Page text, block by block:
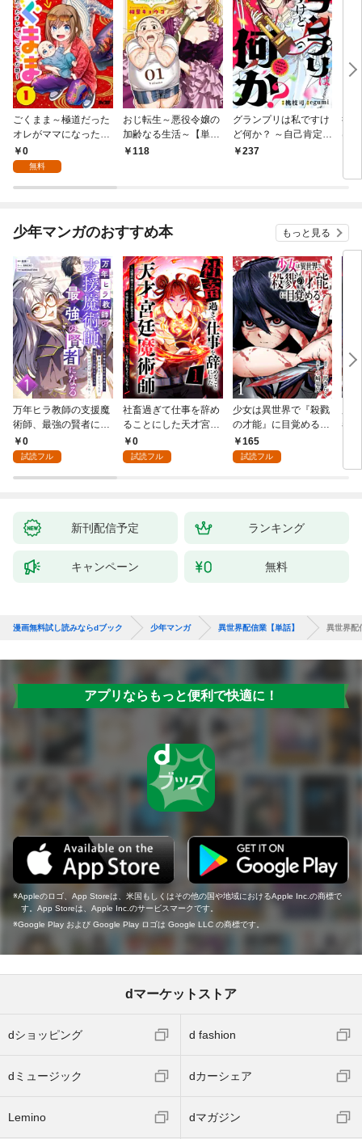
ごくまま～極道だった
オレがママになった話
～【単話】（１）
0
無料
おじ転生～悪役令嬢の
加齢なる生活～【単
話】（１）
118
グランプリは私ですけ
ど何か？ ～自己肯定モ
ンスターのミスコン無
237
後
は
少年マンガのおすすめ本 もっと見る
万年ヒラ教師の支援魔
術師、最強の賢者にな
る～不人気の支援魔術
師は給料泥棒だと魔術
が、出世した元教え子
0
試読フル
社畜過ぎて仕事を辞め
ることにした天才宮廷
魔術師～辺境の地でス
ローライフを夢見る
0
試読フル
少女は異世界で『殺戮
の才能』に目覚める
(話売り) #1
165
試読フル
者
新刊配信予定 ランキング
キャンペーン 無料
漫画無料試し読みならdブック 少年マンガ 異世界配信業【単話】 異世界配
アプリならもっと便利で快適に！
Appleのロゴ、App Storeは、米国もしくはその他の国や地域におけるApple Inc.の商標で
す。App Storeは、Apple Inc.のサービスマークです。
Google Play および Google Play ロゴは Google LLC の商標です。
dマーケットストア
dショッピング d fashion
dミュージック dカーシェア
Lemino dマガジン